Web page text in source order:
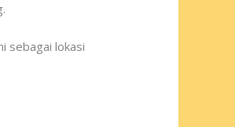
sebagai lokasi